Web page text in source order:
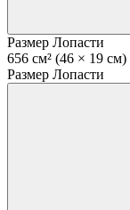
Размер Лопасти
656 см² (46 × 19 см)
Размер Лопасти